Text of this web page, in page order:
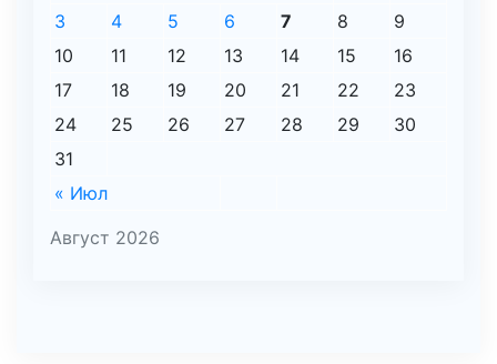
Август 2026
« Июл
3
4 5 6 7 8
9
10
11 12 13 14 15
16
17
18 19 20 21 22
23
24
25 26 27 28 29
30
31